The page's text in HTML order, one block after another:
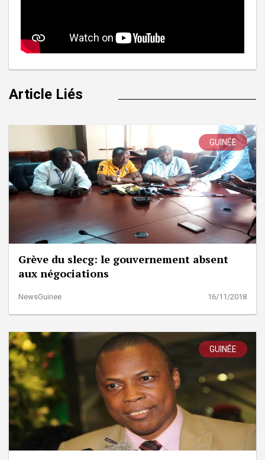
Article Liés
GUINÉE
Grève du slecg: le gouvernement absent
aux négociations
NewsGuinee 16/11/2018
GUINÉE